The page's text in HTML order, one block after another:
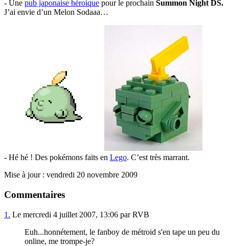
- Une pub japonaise héroique pour le prochain Summon Night DS.
J’ai envie d’un Melon Sodaaa…
- Hé hé ! Des pokémons faits en Lego. C’est très marrant.
Mise à jour : vendredi 20 novembre 2009
Commentaires
1. Le mercredi 4 juillet 2007, 13:06 par RVB
Euh...honnétement, le fanboy de métroid s'en tape un peu du
online, me trompe-je?